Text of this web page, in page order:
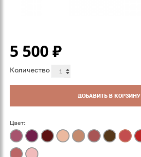
5 500₽
Количество
ДОБАВИТЬ В КОРЗИНУ
Цвет: